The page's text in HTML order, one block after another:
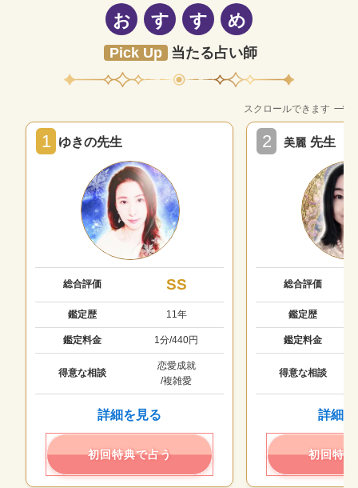
お す す め
Pick Up 当たる占い師
スクロールできます
1 ゆきの先生
総合評価 SS
鑑定歴 11年
鑑定料金 1分/440円
得意な相談
恋愛成就
/複雑愛
詳細を見る
初回特典で占う
2 美麗 先生
総合評価
鑑定歴
鑑定料金
得意な相談
詳細
初回特